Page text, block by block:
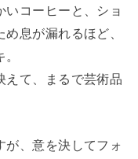
いコーヒーと、ショ
息が漏れるほど、
えて、まるで芸術品
が、意を決してフォ